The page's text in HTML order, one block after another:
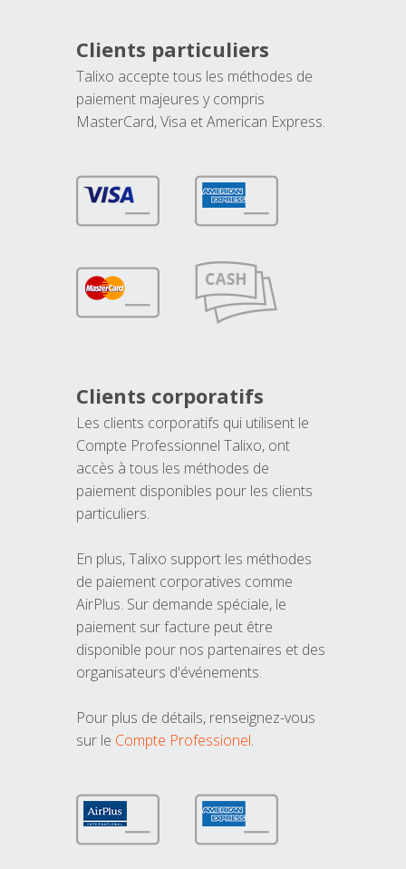
Clients particuliers
Talixo accepte tous les méthodes de
paiement majeures y compris
MasterCard, Visa et American Express.
Clients corporatifs
Les clients corporatifs qui utilisent le
Compte Professionnel Talixo, ont
accès à tous les méthodes de
paiement disponibles pour les clients
particuliers.
En plus, Talixo support les méthodes
de paiement corporatives comme
AirPlus. Sur demande spéciale, le
paiement sur facture peut être
disponible pour nos partenaires et des
organisateurs d'événements.
Pour plus de détails, renseignez-vous
sur le Compte Professionel.